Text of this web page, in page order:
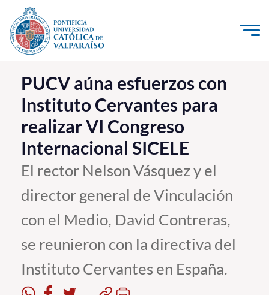
Click acá para ir directamente al contenido
La Universidad
Investigación, Creación e Innovación
PUCV Internacional
Vinculación con el Medio
Admisión
Formación Continua
PUCV aúna esfuerzos con
Instituto Cervantes para
realizar VI Congreso
Internacional SICELE
El rector Nelson Vásquez y el
director general de Vinculación
con el Medio, David Contreras,
se reunieron con la directiva del
Instituto Cervantes en España.